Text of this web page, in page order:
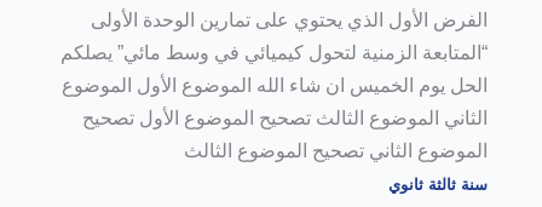
الفرض الأول الذي يحتوي على تمارين الوحدة الأولى
“المتابعة الزمنية لتحول كيميائي في وسط مائي” يصلكم
الحل يوم الخميس ان شاء الله الموضوع الأول الموضوع
الثاني الموضوع الثالث تصحيح الموضوع الأول تصحيح
الموضوع الثاني تصحيح الموضوع الثالث
سنة ثالثة ثانوي